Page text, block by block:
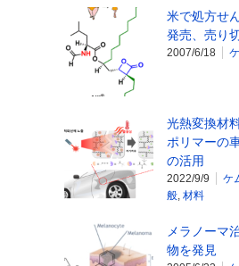
米で処方せ
発売、売り
2007/6/18
光熱変換材
ポリマーの
の活用
2022/9/9 ケ
般, 材料
メラノーマ
物を発見